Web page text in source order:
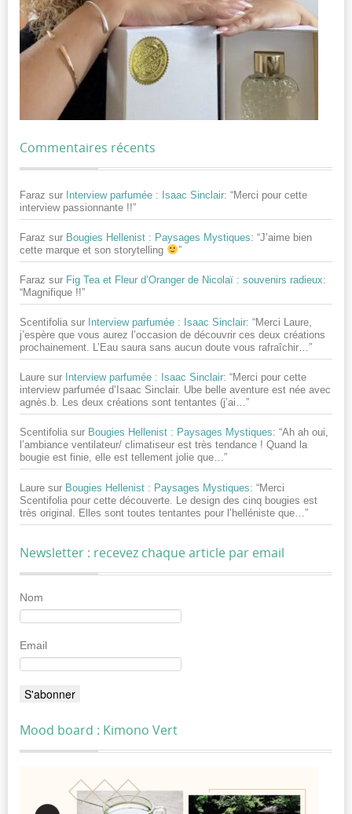
Commentaires récents
Faraz sur Interview parfumée : Isaac Sinclair: “Merci pour cette
interview passionnante !!”
Faraz sur Bougies Hellenist : Paysages Mystiques: “J’aime bien
cette marque et son storytelling
”
Faraz sur Fig Tea et Fleur d’Oranger de Nicolaï : souvenirs radieux:
“Magnifique !!”
Scentifolia sur Interview parfumée : Isaac Sinclair: “Merci Laure,
j’espère que vous aurez l’occasion de découvrir ces deux créations
prochainement. L’Eau saura sans aucun doute vous rafraîchir…”
Laure sur Interview parfumée : Isaac Sinclair: “Merci pour cette
interview parfumée d’Isaac Sinclair. Ube belle aventure est née avec
agnès.b. Les deux créations sont tentantes (j’ai…”
Scentifolia sur Bougies Hellenist : Paysages Mystiques: “Ah ah oui,
l’ambiance ventilateur/ climatiseur est très tendance ! Quand la
bougie est finie, elle est tellement jolie que…”
Laure sur Bougies Hellenist : Paysages Mystiques: “Merci
Scentifolia pour cette découverte. Le design des cinq bougies est
très original. Elles sont toutes tentantes pour l’helléniste que… ”
Newsletter : recevez chaque article par email
Nom
Email
Mood board : Kimono Vert